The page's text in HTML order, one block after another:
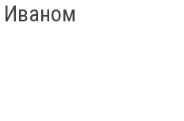
Иваном